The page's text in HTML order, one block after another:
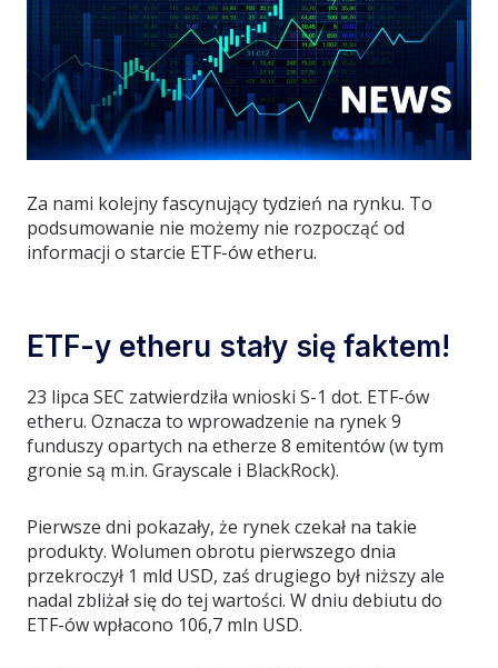
Za nami kolejny fascynujący tydzień na rynku. To
podsumowanie nie możemy nie rozpocząć od
informacji o starcie ETF-ów etheru.
ETF-y etheru stały się faktem!
23 lipca SEC zatwierdziła wnioski S-1 dot. ETF-ów
etheru. Oznacza to wprowadzenie na rynek 9
funduszy opartych na etherze 8 emitentów (w tym
gronie są m.in. Grayscale i BlackRock).
Pierwsze dni pokazały, że rynek czekał na takie
produkty. Wolumen obrotu pierwszego dnia
przekroczył 1 mld USD, zaś drugiego był niższy ale
nadal zbliżał się do tej wartości. W dniu debiutu do
ETF-ów wpłacono 106,7 mln USD.